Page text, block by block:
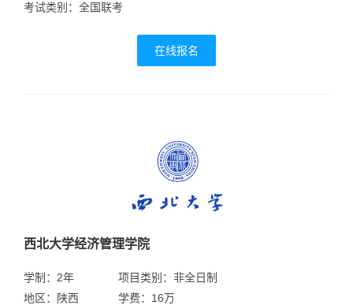
考试类别：全国联考
在线报名
西北大学经济管理学院
学制：2年
地区：陕西
项目类别：非全日制
学费：16万